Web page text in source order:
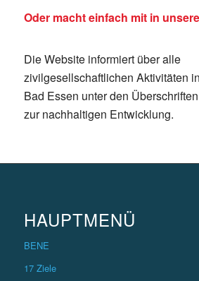
Oder macht einfach mit in
Die Website informiert über alle
zivilgesellschaftlichen Aktivitäten
Bad Essen unter den
zur nachhaltigen Entwicklung.
HAUPTMENÜ
BENE
17 Ziele